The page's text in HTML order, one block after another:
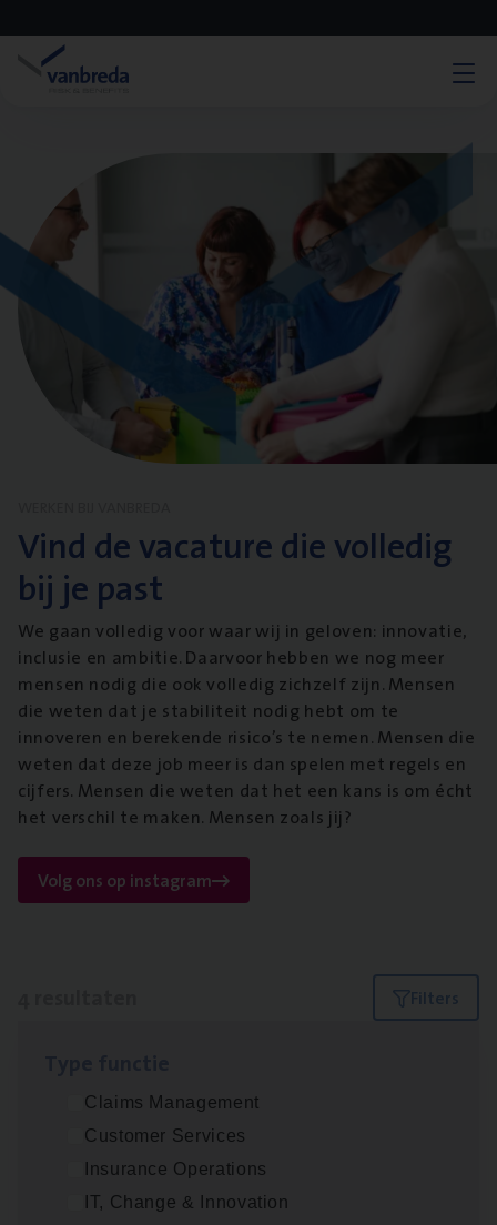
Vind de vacature die volledig
bij je past
We gaan volledig voor waar wij in geloven: innovatie,
inclusie en ambitie. Daarvoor hebben we nog meer
mensen nodig die ook volledig zichzelf zijn. Mensen
die weten dat je stabiliteit nodig hebt om te
innoveren en berekende risico’s te nemen. Mensen die
weten dat deze job meer is dan spelen met regels en
cijfers. Mensen die weten dat het een kans is om écht
het verschil te maken. Mensen zoals jij?
Volg ons op instagram
Filters
Claims Management
Customer Services
Insurance Operations
IT, Change & Innovation
Insu­ran­ce Bro­ker Trans­port
Antwerpen